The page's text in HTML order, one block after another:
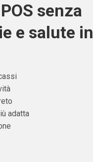
senza
e salute in
adatta